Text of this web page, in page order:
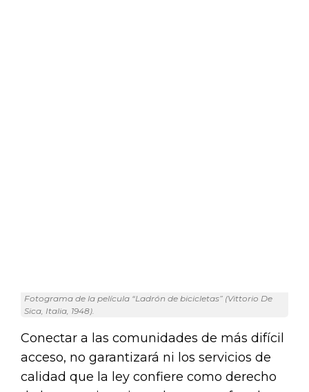
Fotograma de la película “Ladrón de bicicletas” (Vittorio De
Sica, Italia, 1948).
Conectar a las comunidades de más difícil
acceso, no garantizará ni los servicios de
calidad que la ley confiere como derecho